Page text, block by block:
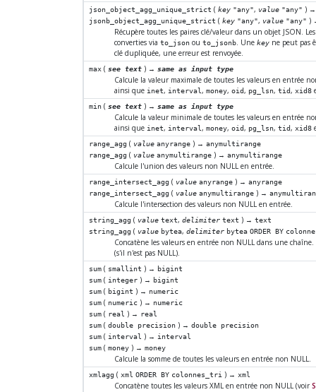
json_object_agg_unique_strict (key "any", value "any" )
jsonb_object_agg_unique_strict (key "any", value "any" )
Récupère toutes les paires clé/valeur dans un objet JSON.
converties via to_jsonou to_jsonb. Une keyne peut pas
clé dupliquée, une erreur est renvoyée.
max (see text ) →same as input type
Calcule la valeur maximale de toutes les valeurs en entrée
ainsi que inet, interval, money, oid, pg_lsn, tid, xid8
min (see text ) →same as input type
Calcule la valeur minimale de toutes les valeurs en entrée
ainsi que inet, interval, money, oid, pg_lsn, tid, xid8
range_agg ( value anyrange ) →anymultirange
range_agg ( value anymultirange ) →anymultirange
Calcule l'union des valeurs non NULL en entrée.
range_intersect_agg ( value anyrange ) →anyrange
range_intersect_agg ( value anymultirange ) →
Calcule l'intersection des valeurs non NULL en entrée.
string_agg ( value text,delimiter text ) →text
string_agg ( value bytea,delimiter bytea ORDER BY
Concatène les valeurs en entrée non NULL dans une
(s'il n'est pas NULL).
sum ( smallint ) → bigint
sum (integer ) → bigint
sum ( bigint ) → numeric
sum ( numeric ) → numeric
sum ( real ) → real
sum (double precision ) →double precision
sum (interval ) →interval
sum (money ) →money
Calcule la somme de toutes les valeurs en entrée non NULL.
xmlagg (xml ORDER BY colonnes_tri ) →xml
Concatène toutes les valeurs XML en entrée non NULL (voir